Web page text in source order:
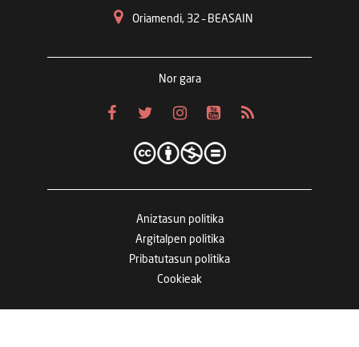
Oriamendi, 32 – BEASAIN
Nor gara
Aniztasun politika
Argitalpen politika
Pribatutasun politika
Cookieak